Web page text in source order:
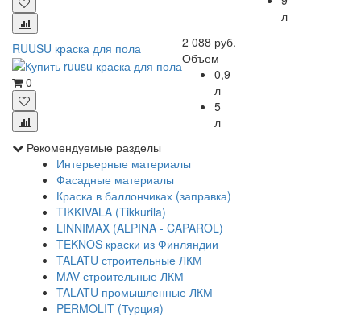
л
RUUSU краска для пола
0
2 088 руб.
Объем
0,9
л
5
л
Рекомендуемые разделы
Интерьерные материалы
Фасадные материалы
Краска в баллончиках (заправка)
TIKKIVALA (Tikkurila)
LINNIMAX (ALPINA - CAPAROL)
TEKNOS краски из Финляндии
TALATU строительные ЛКМ
MAV строительные ЛКМ
TALATU промышленные ЛКМ
PERMOLIT (Турция)